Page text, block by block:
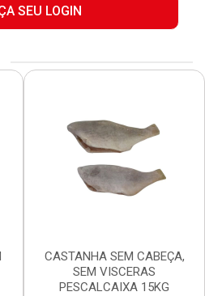
SEU LOGIN
CASTANHA SEM CABEÇA,
SEM VISCERAS
PESCALCAIXA 15KG